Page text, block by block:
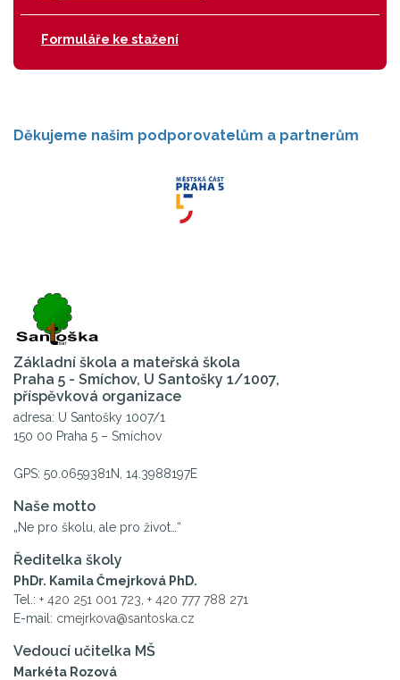
Formuláře ke stažení
Děkujeme našim podporovatelům a partnerům
Základní škola a mateřská škola
Praha 5 - Smíchov, U Santošky 1/1007,
příspěvková organizace
adresa: U Santošky 1007/1
150 00 Praha 5 – Smíchov
GPS: 50.0659381N, 14.3988197E
Naše motto
„Ne pro školu, ale pro život…“
Ředitelka školy
PhDr. Kamila Čmejrková PhD.
Tel.: + 420 251 001 723 + 420 777 788 271
E-mail: cmejrkova@santoska.cz
Vedoucí učitelka MŠ
Markéta Rozová